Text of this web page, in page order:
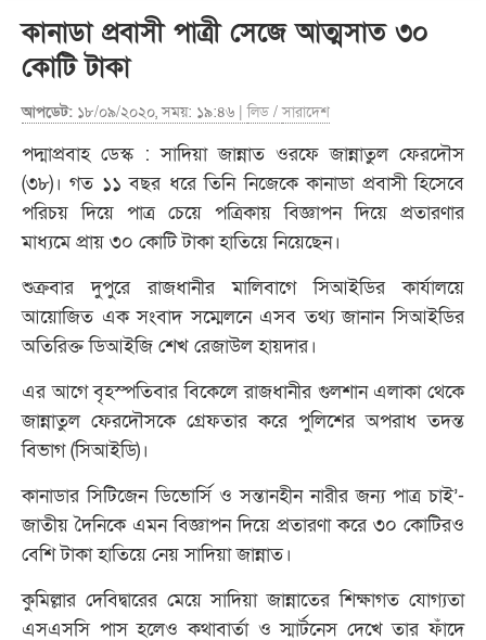
কানাডা প্রবাসী পাত্রী সেজে আত্মসাত ৩০
কোটি টাকা
আপডেট: ১৮/০৯/২০২০, সময়: ১৯:৪৬ |লিড /সারাদেশ
পদ্মাপ্রবাহ ডেস্ক : সাদিয়া জান্নাত ওরফে জান্নাতুল ফেরদৌস
(৩৮)। গত ১১ বছর ধরে তিনি নিজেকে কানাডা প্রবাসী হিসেবে
পরিচয় দিয়ে পাত্র চেয়ে পত্রিকায় বিজ্ঞাপন দিয়ে প্রতারণার
মাধ্যমে প্রায় ৩০ কোটি টাকা হাতিয়ে নিয়েছেন।
শুক্রবার দুপুরে রাজধানীর মালিবাগে সিআইডির কার্যালয়ে
আয়োজিত এক সংবাদ সম্মেলনে এসব তথ্য জানান সিআইডির
অতিরিক্ত ডিআইজি শেখ রেজাউল হায়দার।
এর আগে বৃহস্পতিবার বিকেলে রাজধানীর গুলশান এলাকা থেকে
জান্নাতুল ফেরদৌসকে গ্রেফতার করে পুলিশের অপরাধ তদন্ত
বিভাগ (সিআইডি)।
কানাডার সিটিজেন ডিভোর্সি ও সন্তানহীন নারীর জন্য পাত্র চাই’-
জাতীয় দৈনিকে এমন বিজ্ঞাপন দিয়ে প্রতারণা করে ৩০ কোটিরও
বেশি টাকা হাতিয়ে নেয় সাদিয়া জান্নাত।
কুমিল্লার দেবিদ্বারের মেয়ে সাদিয়া জান্নাতের শিক্ষাগত যোগ্যতা
এসএসসি পাস হলেও কথাবার্তা ও স্মার্টনেস দেখে তার ফাঁদে